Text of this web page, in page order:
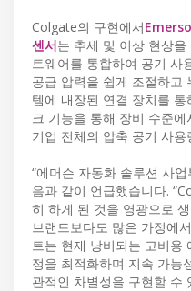
Colgate의 구현에서
센서는 추세 및 이상 현상
트웨어를 통합하여 공기 사
공급 압력을 쉽게 조절하고
템에 내장된 연결 장치를
크 기능을 통해 장비 수준
기업 전체의 압축 공기 사
“에머슨 자동화 솔루션 사
음과 같이 언급했습니다.
히 하게 된 것을 영광으로
브랜드보다도 많은 가정에
트는 현재 낭비되는 고비용
정을 최적화하며 지속 가능
관적인 차별성을 구현할 수